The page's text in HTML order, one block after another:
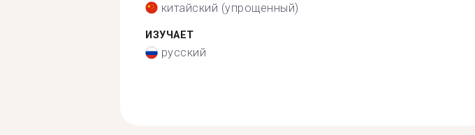
китайский (упрощенный)
ИЗУЧАЕТ
русский